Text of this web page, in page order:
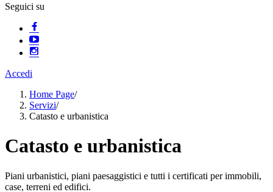
Seguici su
Accedi
Home Page/
Servizi/
Catasto e urbanistica
Catasto e urbanistica
Piani urbanistici, piani paesaggistici e tutti i certificati per immobili,
case, terreni ed edifici.